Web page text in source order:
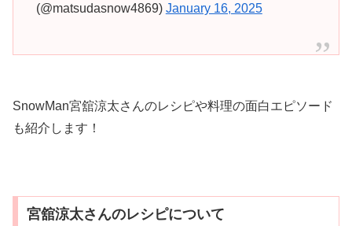
(@matsudasnow4869) January 16, 2025
SnowMan宮舘涼太さんのレシピや料理の面白エピソード
も紹介します！
宮舘涼太さんのレシピについて